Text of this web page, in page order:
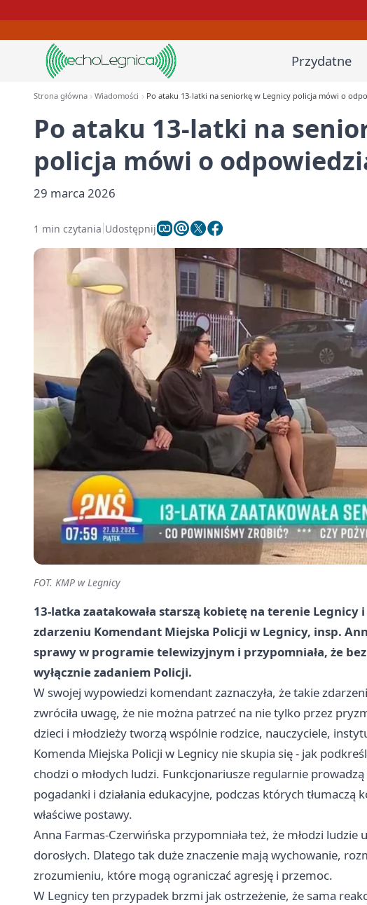
Przydatne
Strona główna Wiadomości Po ataku 13-latki na seniorkę w Legnicy policja mówi o
Po ataku 13-latki na
policja mówi o
29 marca 2026
1 min czytania Udostępnij
FOT. KMP w Legnicy
13-latka zaatakowała starszą kobietę na terenie Legnicy
zdarzeniu Komendant Miejska Policji w Legnicy, insp.
sprawy w programie telewizyjnym i przypomniała, że
wyłącznie zadaniem Policji.
W swojej wypowiedzi komendant zaznaczyła, że takie
zwróciła uwagę, że nie można patrzeć na nie tylko przez
dzieci i młodzieży tworzą wspólnie rodzice, nauczyciele,
Komenda Miejska Policji w Legnicy nie skupia się - jak
chodzi o młodych ludzi. Funkcjonariusze regularnie
pogadanki i działania edukacyjne, podczas których tłumaczą
właściwe postawy.
Anna Farmas-Czerwińska przypomniała też, że młodzi
dorosłych. Dlatego tak duże znaczenie mają wychowanie,
zrozumieniu, które mogą ograniczać agresję i przemoc.
W Legnicy ten przypadek brzmi jak ostrzeżenie, że sama